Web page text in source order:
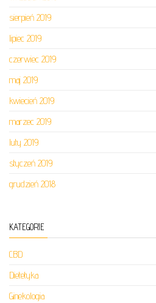
sierpień 2019
lipiec 2019
czerwiec 2019
maj 2019
kwiecień 2019
marzec 2019
luty 2019
styczeń 2019
grudzień 2018
KATEGORIE
CBD
Dietetyka
Ginekologia